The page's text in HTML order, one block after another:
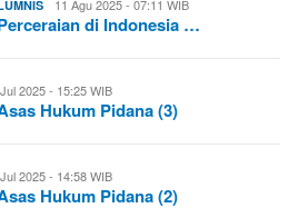
11 Agu 2025 - 07:11 WIB
di Indonesia …
2025 - 15:25 WIB
Hukum Pidana (3)
2025 - 14:58 WIB
Hukum Pidana (2)